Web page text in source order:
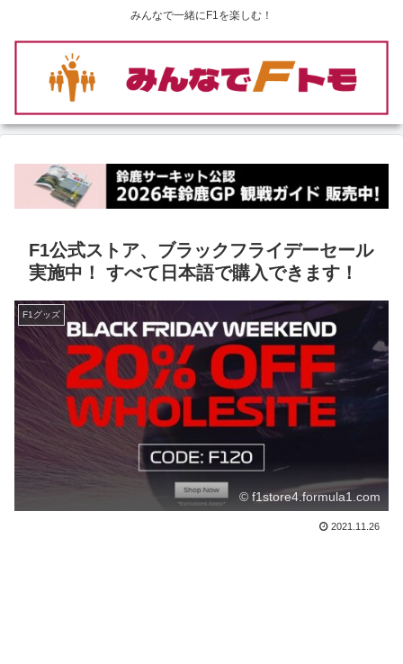
みんなで一緒にF1を楽しむ！
F1公式ストア、ブラックフライデーセール
実施中！ すべて日本語で購入できます！
F1グッズ
© f1store4.formula1.com
2021.11.26